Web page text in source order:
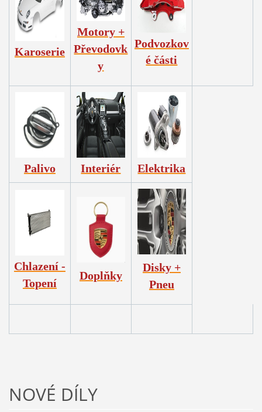
Karoserie
Motory +
Převodovk
y
Podvozkov
é části
Palivo Interiér Elektrika
Chlazení -
Topení
Doplňky
Disky +
Pneu
NOVÉ DÍLY